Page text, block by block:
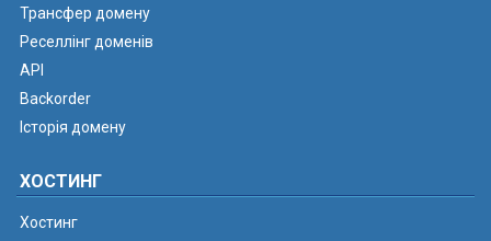
Трансфер домену
Реселлінг доменів
API
Backorder
Історія домену
ХОСТИНГ
Хостинг